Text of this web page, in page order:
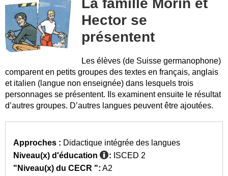
La famille Morin et
Hector se
présentent
Les élèves (de Suisse germanophone)
comparent en petits groupes des textes en français, anglais
et italien (langue non enseignée) dans lesquels trois
personnages se présentent. Ils examinent ensuite le résultat
d’autres groupes. D’autres langues peuvent être ajoutées.
Approches : Didactique intégrée des langues
Niveau(x) d'éducation
: ISCED 2
"Niveau(x) du CECR ": A2